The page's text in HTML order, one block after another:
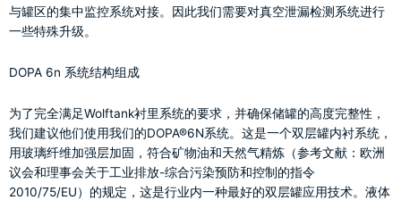
与罐区的集中监控系统对接。因此我们需要对真空泄漏检测系统进行
一些特殊升级。
DOPA 6n 系统结构组成
为了完全满足Wolftank衬里系统的要求，并确保储罐的高度完整性，
我们建议他们使用我们的DOPA®6N系统。这是一个双层罐内衬系统，
用玻璃纤维加强层加固，符合矿物油和天然气精炼（参考文献：欧洲
议会和理事会关于工业排放-综合污染预防和控制的指令
2010/75/EU）的规定，这是行业内一种最好的双层罐应用技术。液体